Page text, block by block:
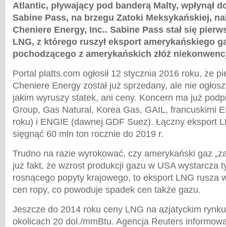
Atlantic, pływający pod banderą Malty, wpłynął
Sabine Pass, na brzegu Zatoki Meksykańskiej,
Cheniere Energy, Inc.. Sabine Pass stał się
LNG, z którego ruszył eksport amerykańskiego
pochodzącego z amerykańskich złóż
Portal platts.com ogłosił 12 stycznia 2016 roku, że
Cheniere Energy został już sprzedany, ale nie
jakim wyruszy statek, ani ceny. Koncern ma już
Group, Gas Natural, Korea Gas, GAIL, francuskimi
roku) i ENGIE (dawnej GDF Suez). Łączny eksport
sięgnąć 60 mln ton rocznie do 2019 r.
Trudno na razie wyrokować, czy amerykański gaz
już fakt, że wzrost produkcji gazu w USA wystarcza
rosnącego popyty krajowego, to eksport LNG rusza
cen ropy, co powoduje spadek cen także gazu.
Jeszcze do 2014 roku ceny LNG na azjatyckim
okolicach 20 dol./mmBtu. Agencja Reuters